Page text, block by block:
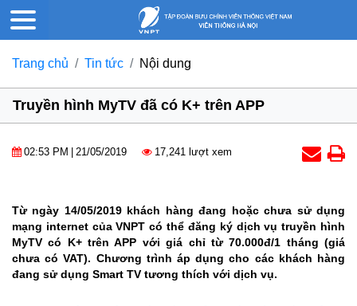
Trang chủ Tin tức Nội dung
Truyền hình MyTV đã có K+ trên APP
02:53 PM 21/05/2019 17,241 lượt xem
Từ ngày 14/05/2019 khách hàng đang hoặc chưa sử dụng
mạng internet của VNPT có thể đăng ký dịch vụ truyền hình
MyTV có K+ trên APP với giá chỉ từ 70.000đ/1 tháng (giá
chưa có VAT). Chương trình áp dụng cho các khách hàng
đang sử dụng Smart TV tương thích với dịch vụ.